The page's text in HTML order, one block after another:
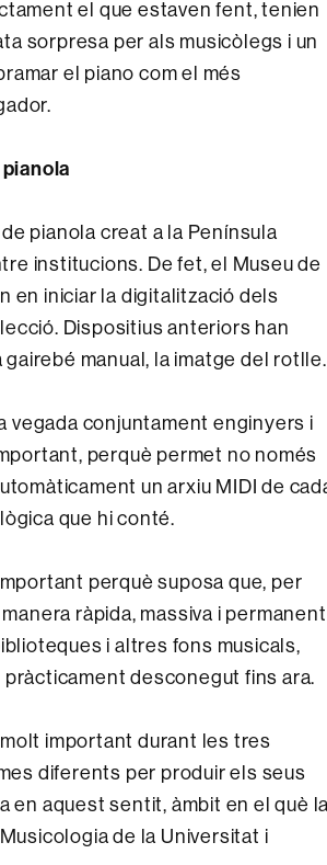
el que estaven fent, tenien
sorpresa per als musicòlegs i un
el piano com el més
pianola creat a la Península
institucions. De fet, el Museu de
en iniciar la digitalització dels
Dispositius anteriors han
manual, la imatge del rotlle.
vegada conjuntament enginyers i
perquè permet no només
un arxiu MIDI de
que hi conté.
perquè suposa que, per
ràpida, massiva i
i altres fons musicals,
desconegut fins ara.
important durant les tres
diferents per produir els seus
en aquest sentit, àmbit en el què
de la Universitat i